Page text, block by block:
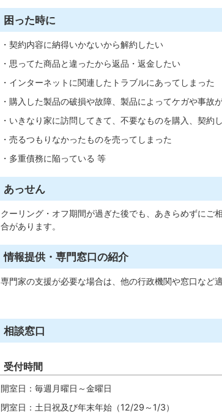
困った時に
・契約内容に納得いかないから解約したい
・思ってた商品と違ったから返品・返金したい
・インターネットに関連したトラブルにあってしまった
・購入した製品の破損や故障、製品によってケガや事故
・いきなり家に訪問してきて、不要なものを購入、契約
・売るつもりなかったものを売ってしまった
・多重債務に陥っている 等
あっせん
クーリング・オフ期間が過ぎた後でも、あきらめずにご
合があります。
情報提供・専門窓口の紹介
専門家の支援が必要な場合は、他の行政機関や窓口など
相談窓口
受付時間
開室日：毎週月曜日～金曜日
閉室日：土日祝及び年末年始（12/29～1/3）